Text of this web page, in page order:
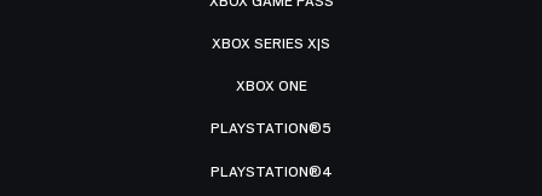
XBOX SERIES X|S
XBOX ONE
PLAYSTATION®5
PLAYSTATION®4